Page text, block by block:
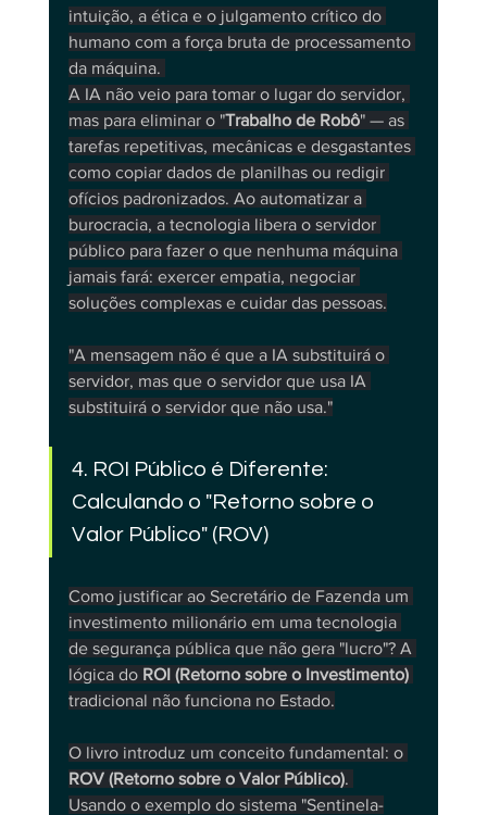
intuição, a ética e o julgamento crítico do
humano com a força bruta de processamento
da máquina.
A IA não veio para tomar o lugar do servidor,
mas para eliminar o "Trabalho de Robô" — as
tarefas repetitivas, mecânicas e desgastantes
como copiar dados de planilhas ou redigir
ofícios padronizados. Ao automatizar a
burocracia, a tecnologia libera o servidor
público para fazer o que nenhuma máquina
jamais fará: exercer empatia, negociar
soluções complexas e cuidar das pessoas.
"A mensagem não é que a IA substituirá o
servidor, mas que o servidor que usa IA
substituirá o servidor que não usa."
4. ROI Público é Diferente:
Calculando o "Retorno sobre o
Valor Público" (ROV)
Como justificar ao Secretário de Fazenda um
investimento milionário em uma tecnologia
de segurança pública que não gera "lucro"? A
lógica do ROI (Retorno sobre o Investimento)
tradicional não funciona no Estado.
O livro introduz um conceito fundamental: o
ROV (Retorno sobre o Valor Público).
Usando o exemplo do sistema "Sentinela-